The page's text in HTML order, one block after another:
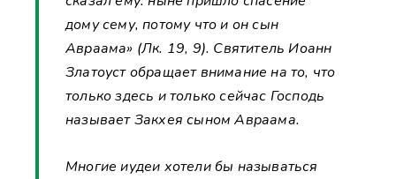
дому сему, потому что и он сын
Авраама» (Лк. 19, 9). Святитель Иоанн
Златоуст обращает внимание на то, что
только здесь и только сейчас Господь
называет Закхея сыном Авраама.
Многие иудеи хотели бы называться